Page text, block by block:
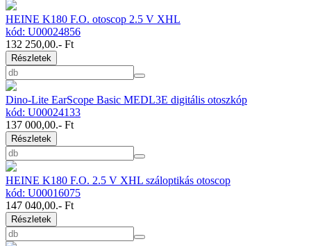
HEINE K180 F.O. otoscop 2.5 V XHL
kód: U00024856
132 250,00.- Ft
Részletek
Dino-Lite EarScope Basic MEDL3E digitális otoszkóp
kód: U00024133
137 000,00.- Ft
Részletek
HEINE K180 F.O. 2.5 V XHL száloptikás otoscop
kód: U00016075
147 040,00.- Ft
Részletek